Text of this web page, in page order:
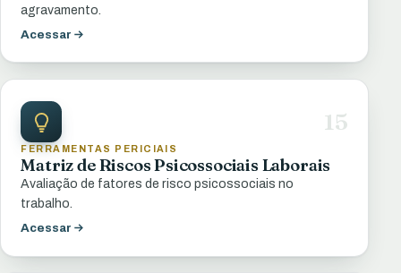
agravamento.
Acessar
15
FERRAMENTAS PERICIAIS
Matriz de Riscos Psicossociais Laborais
Avaliação de fatores de risco psicossociais no
trabalho.
Acessar